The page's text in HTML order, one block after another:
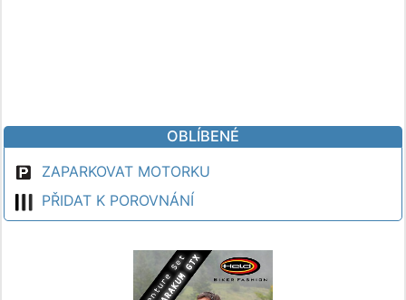
OBLÍBENÉ
ZAPARKOVAT MOTORKU
PŘIDAT K POROVNÁNÍ